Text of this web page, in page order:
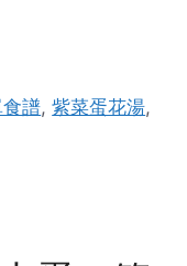
譜,紫菜蛋花湯,